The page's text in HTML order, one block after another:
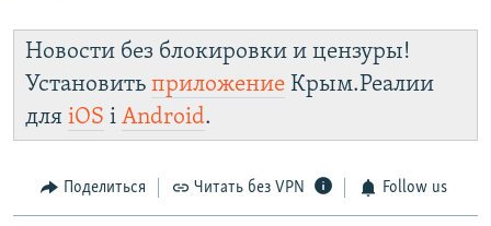
Новости без блокировки и цензуры!
Установить приложение Крым.Реалии
для iOS і Android.
Поделиться Читать без VPN Follow us